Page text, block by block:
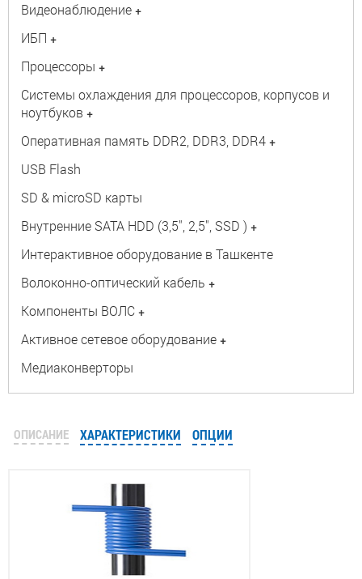
Видеонаблюдение +
ИБП +
Процессоры +
Системы охлаждения для процессоров, корпусов и
ноутбуков +
Оперативная память DDR2, DDR3, DDR4 +
USB Flash
SD & microSD карты
Внутренние SATA HDD (3,5", 2,5", SSD ) +
Интерактивное оборудование в Ташкенте
Волоконно-оптический кабель +
Компоненты ВОЛС +
Активное сетевое оборудование +
Медиаконверторы
ОПИСАНИЕ ХАРАКТЕРИСТИКИ ОПЦИИ